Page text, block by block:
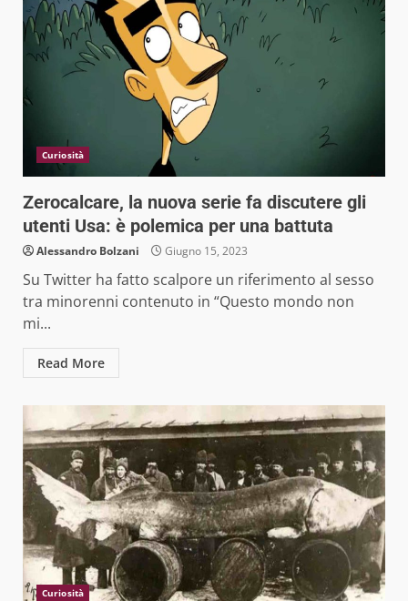
Curiosità
Zerocalcare, la nuova serie fa discutere gli
utenti Usa: è polemica per una battuta
Alessandro Bolzani Giugno 15, 2023
Su Twitter ha fatto scalpore un riferimento al sesso
tra minorenni contenuto in “Questo mondo non
mi...
Read More
Curiosità